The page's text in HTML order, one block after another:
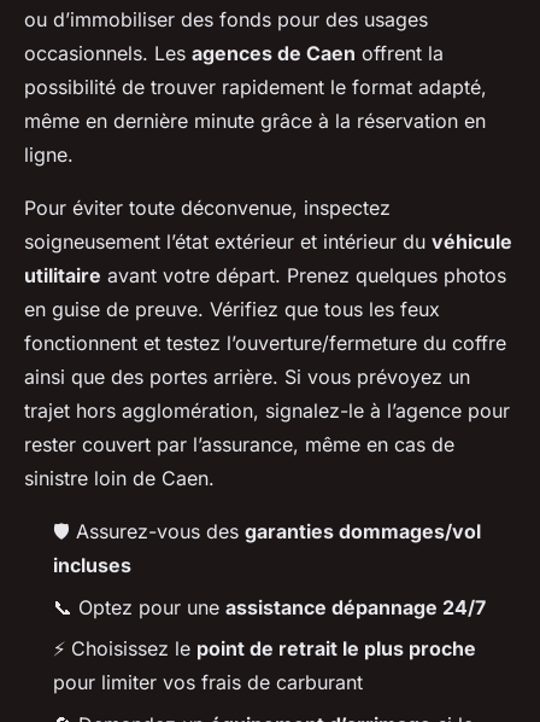
ou d’immobiliser des fonds pour des usages
occasionnels. Les agences de Caen offrent la
possibilité de trouver rapidement le format adapté,
même en dernière minute grâce à la réservation en
ligne.
Pour éviter toute déconvenue, inspectez
soigneusement l’état extérieur et intérieur du véhicule
utilitaire avant votre départ. Prenez quelques photos
en guise de preuve. Vérifiez que tous les feux
fonctionnent et testez l’ouverture/fermeture du coffre
ainsi que des portes arrière. Si vous prévoyez un
trajet hors agglomération, signalez-le à l’agence pour
rester couvert par l’assurance, même en cas de
sinistre loin de Caen.
🛡️ Assurez-vous des garanties dommages/vol
incluses
📞 Optez pour une assistance dépannage 24/7
⚡ Choisissez le point de retrait le plus proche
pour limiter vos frais de carburant